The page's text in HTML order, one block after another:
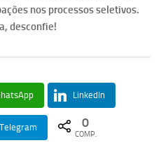
nos processos seletivos.
desconfie!
LinkedIn
Telegram 0
COMP.